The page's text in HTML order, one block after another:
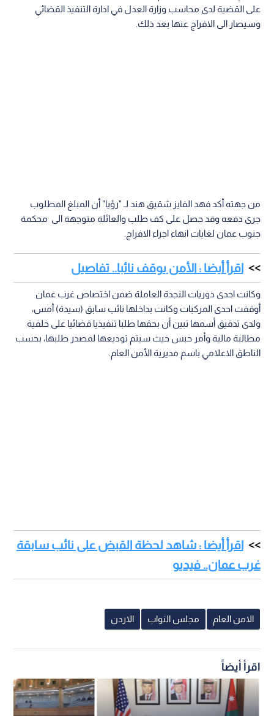
على القضية لدى محاسب وزارة العدل في ادارة التنفيذ القضائي
وسيصار الى الافراج عنها بعد ذلك.
من جهته أكد فهد الفايز شقيق هند لـ "رؤيا" أن المبلغ المطلوب
جرى دفعه وقد حصل على كف طلب والعائلة متوجهة الى محكمة
جنوب عمان لغايات انهاء اجراء الافراج.
اقرأ أيضا : الأمن يوقف نائبا.. تفاصيل
وكانت احدى دوريات النجدة العاملة ضمن اختصاص غرب عمان
أوقفت احدى المركبات وكانت بداخلها نائب سابق (سيدة) أمس،
ولدى تدقيق أسمها تبين أن بحقها طلبا تنفيذيا قضائيا على خلفية
مطالبة مالية وأمر حبس حيث سيتم توديعها لمصدر طلبها، بحسب
الناطق الاعلامي باسم مديرية الأمن العام.
اقرأ أيضا : شاهد لحظة القبض على نائب سابقة
غرب عمان.. فيديو
الامن العام مجلس النواب الاردن
اقرأ أيضاً